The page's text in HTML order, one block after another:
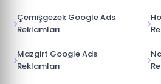
Çemişgezek Google Ads
Reklamları
Mazgirt Google Ads
Reklamları